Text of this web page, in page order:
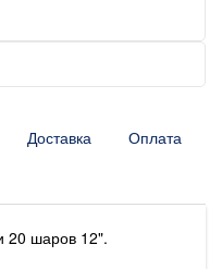
Доставка Оплата
20 шаров 12".